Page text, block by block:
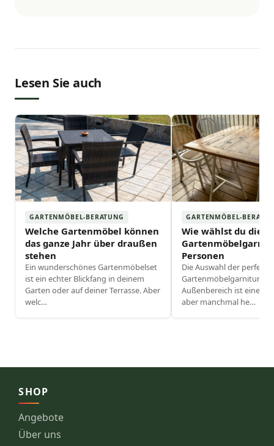
Lesen Sie auch
GARTENMÖBEL-BERATUNG
Welche Gartenmöbel können
das ganze Jahr über draußen
stehen
Ein wunderschönes Gartenmöbelset
ist ein echter Blickfang in deinem
Garten oder auf deiner Terrasse. Aber
welc…
GARTENMÖBEL-
Wie wählst du die
Personen
Die Auswahl der
Gartenmöbelgarnitur für
Außenbereich ist eine
aber manchmal he…
SHOP
Angebote
Über uns